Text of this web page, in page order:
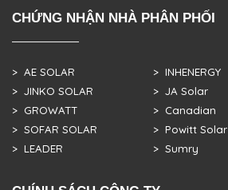
CHỨNG NHẬN NHÀ PHÂN PHỐI
> AE SOLAR
> JINKO SOLAR
> GROWATT
> SOFAR SOLAR
> LEADER
> INHENERGY
> JA Solar
> Canadian
> Powitt Solar
> Sumry